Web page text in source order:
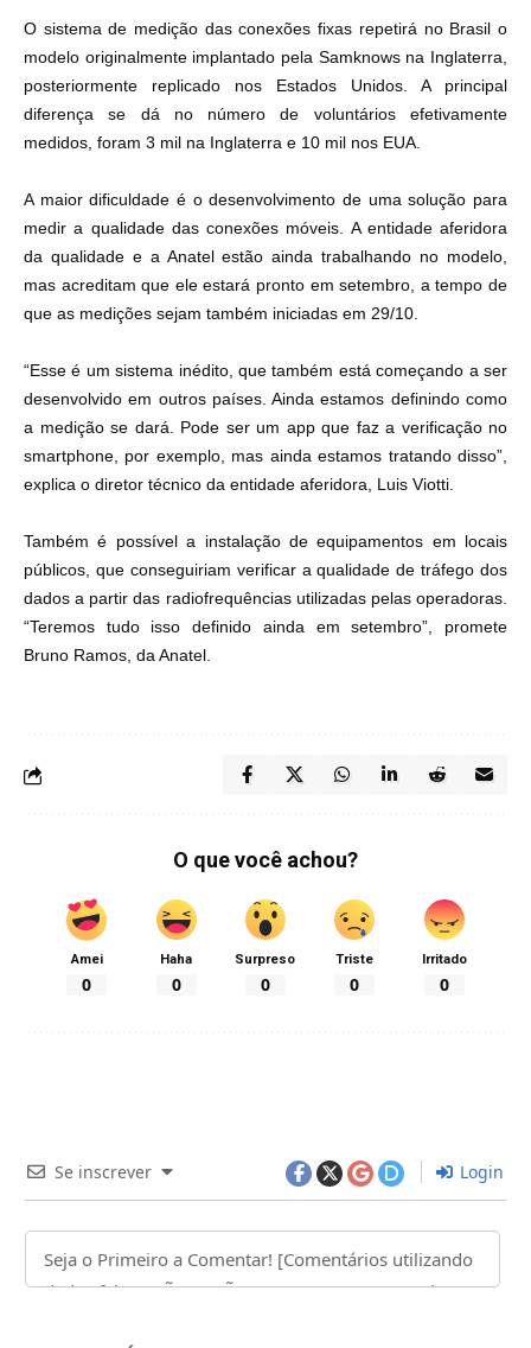
O sistema de medição das conexões fixas repetirá no Brasil o
modelo originalmente implantado pela Samknows na Inglaterra,
posteriormente replicado nos Estados Unidos. A principal
diferença se dá no número de voluntários efetivamente
medidos, foram 3 mil na Inglaterra e 10 mil nos EUA.
A maior dificuldade é o desenvolvimento de uma solução para
medir a qualidade das conexões móveis. A entidade aferidora
da qualidade e a Anatel estão ainda trabalhando no modelo,
mas acreditam que ele estará pronto em setembro, a tempo de
que as medições sejam também iniciadas em 29/10.
“Esse é um sistema inédito, que também está começando a ser
desenvolvido em outros países. Ainda estamos definindo como
a medição se dará. Pode ser um app que faz a verificação no
smartphone, por exemplo, mas ainda estamos tratando disso”,
explica o diretor técnico da entidade aferidora, Luis Viotti.
Também é possível a instalação de equipamentos em locais
públicos, que conseguiriam verificar a qualidade de tráfego dos
dados a partir das radiofrequências utilizadas pelas operadoras.
“Teremos tudo isso definido ainda em setembro”, promete
Bruno Ramos, da Anatel.
O que você achou?
Amei
0
Haha
0
Surpreso
0
Triste
0
Irritado
0
Se inscrever Login